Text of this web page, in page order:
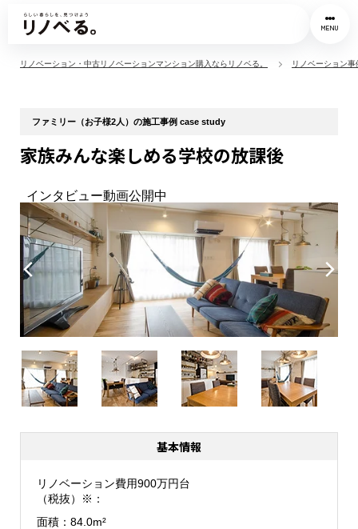
MENU
リノベーション・中古リノベーションマンション購入ならリノベる。 リノベーション事
ファミリー（お子様2人）の施工事例 case study
家族みんな楽しめる学校の放課後
インタビュー動画公開中
基本情報
面積
84.0m²
リノベーション費用
（税抜）※
900万円台